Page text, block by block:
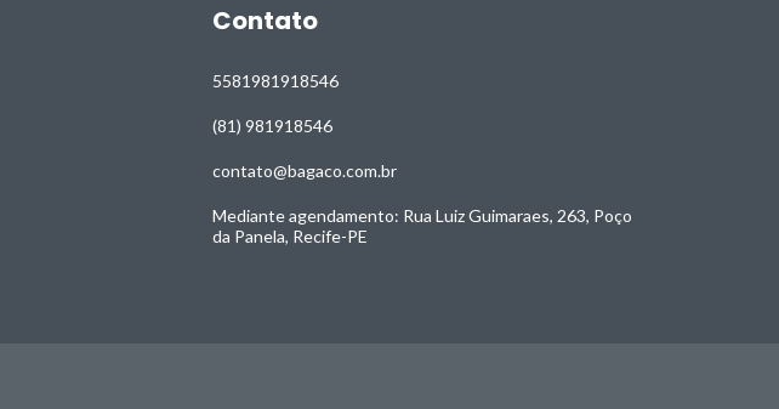
Contato
5581981918546
(81) 981918546
contato@bagaco.com.br
Mediante agendamento: Rua Luiz Guimaraes, 263, Poço
da Panela, Recife-PE